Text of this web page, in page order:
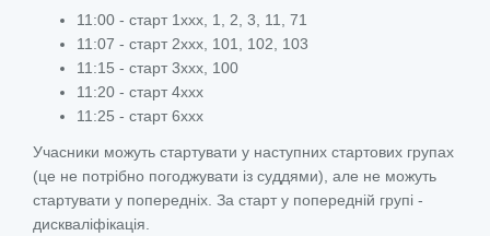
11:00 - старт 1ххх, 1, 2, 3, 11, 71
11:07 - старт 2ххх, 101, 102, 103
11:15 - старт 3ххх, 100
11:20 - старт 4ххх
11:25 - старт 6ххх
Учасники можуть стартувати у наступних стартових групах
(це не потрібно погоджувати із суддями), але не можуть
стартувати у попередніх. За старт у попередній групі -
дискваліфікація.